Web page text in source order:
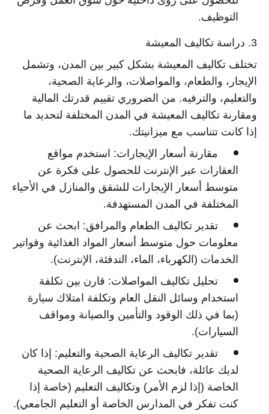
التوظيف.
3. دراسة تكاليف المعيشة
تختلف تكاليف المعيشة بشكل كبير بين المدن، وتشمل
الإيجار، والطعام، والمواصلات، والرعاية الصحية،
والتعليم، والترفيه. من الضروري تقييم قدرتك المالية
ومقارنة تكاليف المعيشة في المدن المختلفة لتحديد ما
إذا كانت تتناسب مع ميزانيتك.
مقارنة أسعار الإيجارات: استخدم مواقع
العقارات عبر الإنترنت للحصول على فكرة عن
متوسط أسعار الإيجارات للشقق والمنازل في الأحياء
المختلفة في المدن المستهدفة.
تقدير تكاليف الطعام والمرافق: ابحث عن
معلومات حول متوسط أسعار المواد الغذائية وفواتير
الخدمات (الكهرباء، الماء، التدفئة، الإنترنت).
تحليل تكاليف المواصلات: قارن بين تكلفة
استخدام وسائل النقل العام وتكلفة امتلاك سيارة
(بما في ذلك الوقود والتأمين والصيانة ومواقف
السيارات).
تقدير تكاليف الرعاية الصحية والتعليم: إذا كان
لديك عائلة، فابحث عن تكاليف الرعاية الصحية
الخاصة (إذا لزم الأمر) وتكاليف التعليم (خاصة إذا
كنت تفكر في المدارس الخاصة أو التعليم الجامعي).